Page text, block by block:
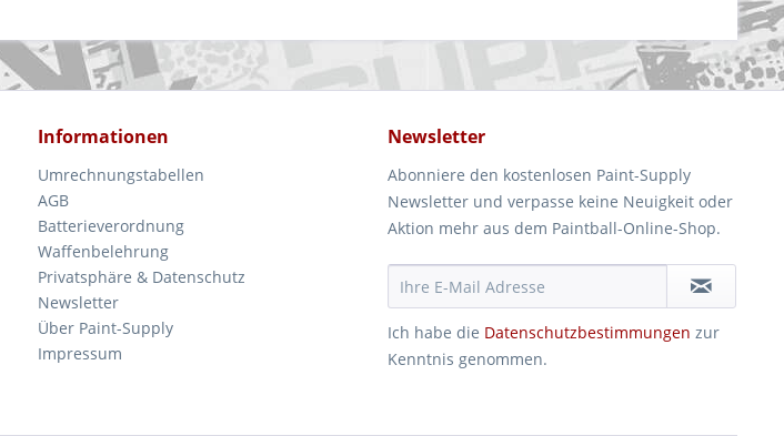
Informationen
Umrechnungstabellen
AGB
Batterieverordnung
Waffenbelehrung
Privatsphäre & Datenschutz
Newsletter
Über Paint-Supply
Impressum
Newsletter
Abonniere den kostenlosen Paint-Supply
Newsletter und verpasse keine Neuigkeit oder
Aktion mehr aus dem Paintball-Online-Shop.
Ich habe die Datenschutzbestimmungen zur
Kenntnis genommen.